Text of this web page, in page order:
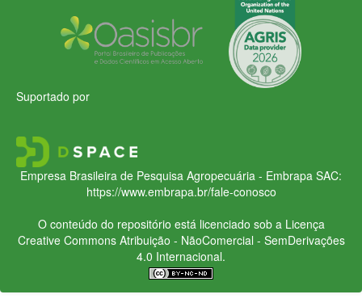
Suportado por
Empresa Brasileira de Pesquisa Agropecuária - Embrapa SAC:
https://www.embrapa.br/fale-conosco
O conteúdo do repositório está licenciado sob a Licença
Creative CommonsAtribuição - NãoComercial - SemDerivações
4.0 Internacional.